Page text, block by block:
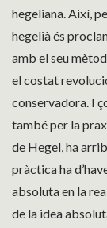
hegeliana. Així,
hegelià és
amb el seu
el costat
conservadora. I
també per la
de Hegel, ha
pràctica ha
absoluta en la
de la idea